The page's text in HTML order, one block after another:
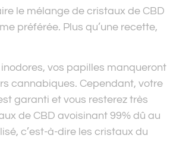
le mélange de cristaux de CBD
préférée. Plus qu’une recette,
vos papilles manqueront
cannabiques. Cependant, votre
garanti et vous resterez très
de CBD avoisinant 99% dû au
c’est-à-dire les cristaux du